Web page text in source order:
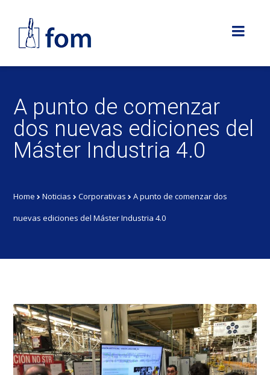
A punto de comenzar
dos nuevas ediciones del
Máster Industria 4.0
Home Noticias Corporativas
A punto de comenzar dos
nuevas ediciones del Máster Industria 4.0